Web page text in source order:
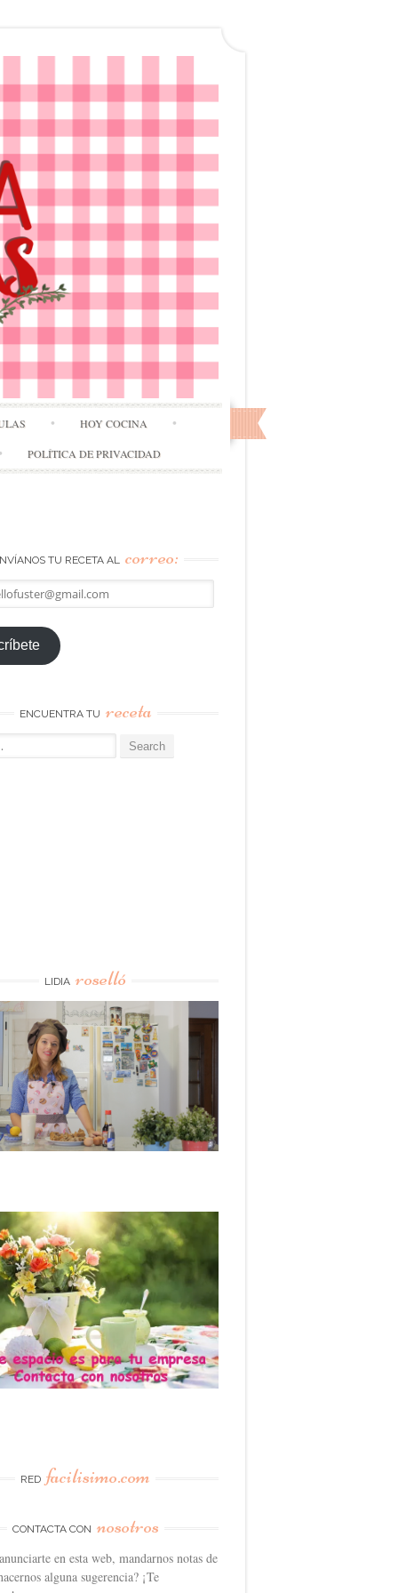
HOY COCINA
POLÍTICA DE PRIVACIDAD
TU RECETA AL correo:
ENCUENTRA TU receta
LIDIA roselló
RED facilisimo.com
CONTACTA CON nosotros
en esta web, mandarnos notas de
alguna sugerencia? ¡Te